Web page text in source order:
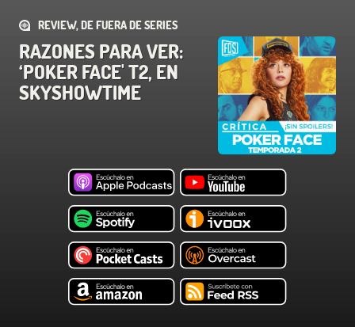
REVIEW, DE FUERA DE SERIES
RAZONES PARA VER:
‘POKER FACE' T2, EN
SKYSHOWTIME